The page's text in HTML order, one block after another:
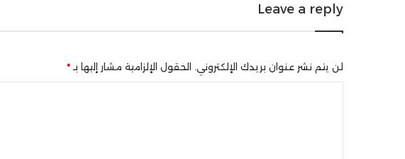
Leave a reply
لن يتم نشر عنوان بريدك الإلكتروني. الحقول الإلزامية مشار إليها بـ *